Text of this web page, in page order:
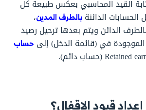
القيد المحاسبي بعكس طبيعة كل
الدائنة بالطرف المدين،
الدائن ويتم بعدها ترحيل رصيد
الموجودة في (قائمة الدخل) إلى حساب
قيود الإقفال؟